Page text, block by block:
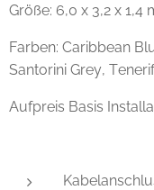
Größe: 6,0 x 3,2 x 1,4
Farben: Caribbean
Santorini Grey,
Aufpreis Basis